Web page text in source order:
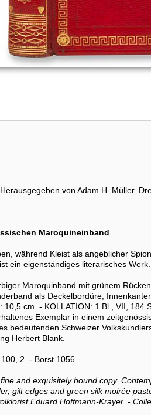
von Adam H. Müller.
Maroquineinband
während Kleist als angeblicher
ein eigenständiges literarisches Werk.
Maroquinband mit grünem
als Deckelbordüre,
cm. - KOLLATION: 1 Bl., VII, 184
Exemplar in einem
bedeutenden Schweizer
Herbert Blank.
2. - Borst 1056.
and exquisitely bound copy.
gilt edges and green silk moirée
Eduard Hoffmann-Krayer. -